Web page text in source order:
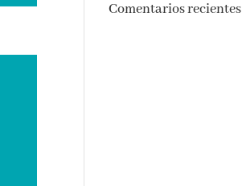
Comentarios recientes